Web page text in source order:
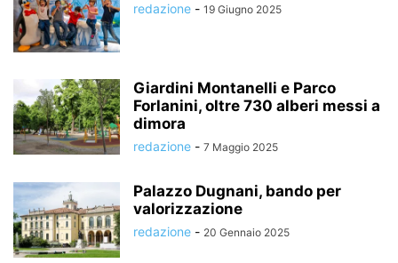
redazione - 19 Giugno 2025
Giardini Montanelli e Parco
Forlanini, oltre 730 alberi messi a
dimora
redazione - 7 Maggio 2025
Palazzo Dugnani, bando per
valorizzazione
redazione - 20 Gennaio 2025